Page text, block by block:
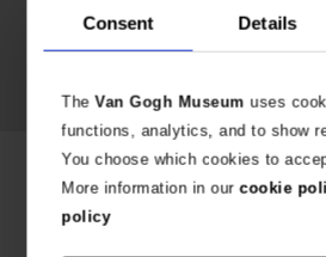
Consent Details
TheVan Gogh Museum uses
functions, analytics, and to show
You choose which cookies to
More information in ourcookie
policy
Productos